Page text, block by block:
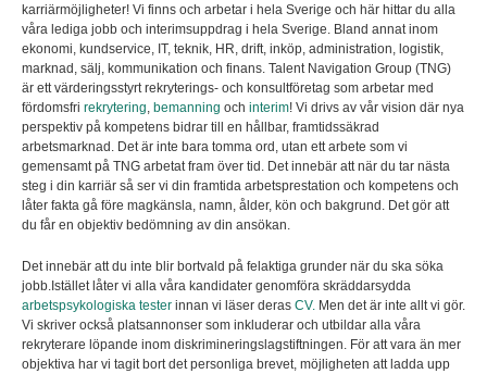
karriärmöjligheter! Vi finns och arbetar i hela Sverige och här hittar du alla
våra lediga jobb och interimsuppdrag i hela Sverige. Bland annat inom
ekonomi, kundservice, IT, teknik, HR, drift, inköp, administration, logistik,
marknad, sälj, kommunikation och finans. Talent Navigation Group (TNG)
är ett värderingsstyrt rekryterings- och konsultföretag som arbetar med
fördomsfri rekrytering, bemanning och interim! Vi drivs av vår vision där nya
perspektiv på kompetens bidrar till en hållbar, framtidssäkrad
arbetsmarknad. Det är inte bara tomma ord, utan ett arbete som vi
gemensamt på TNG arbetat fram över tid. Det innebär att när du tar nästa
steg i din karriär så ser vi din framtida arbetsprestation och kompetens och
låter fakta gå före magkänsla, namn, ålder, kön och bakgrund. Det gör att
du får en objektiv bedömning av din ansökan.
Det innebär att du inte blir bortvald på felaktiga grunder när du ska söka
jobb.Istället låter vi alla våra kandidater genomföra skräddarsydda
arbetspsykologiska tester innan vi läser deras CV. Men det är inte allt vi gör.
Vi skriver också platsannonser som inkluderar och utbildar alla våra
rekryterare löpande inom diskrimineringslagstiftningen. För att vara än mer
objektiva har vi tagit bort det personliga brevet, möjligheten att ladda upp